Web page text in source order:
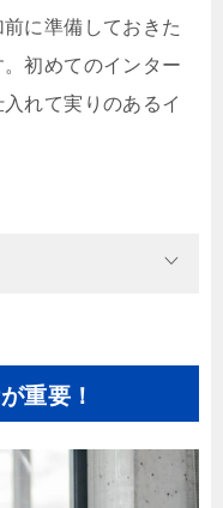
に準備しておきた
初めてのインター
れて実りのあるイ
重要！